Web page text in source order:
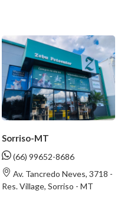
Sorriso-MT
(66) 99652-8686
Av. Tancredo Neves, 3718 -
Res. Village, Sorriso - MT